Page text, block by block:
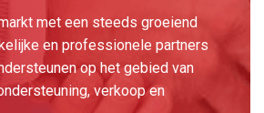
met een steeds groeiend
en professionele partners
op het gebied van
verkoop en